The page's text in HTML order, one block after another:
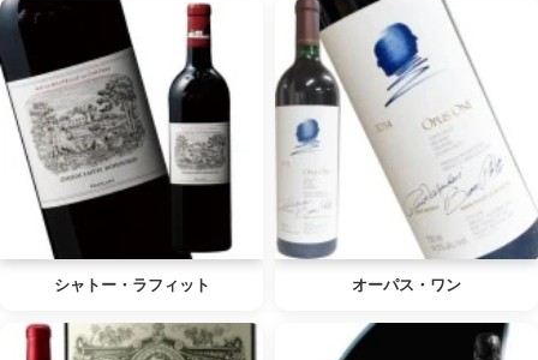
シャトー・ラフィット オーパス・ワン